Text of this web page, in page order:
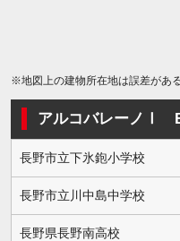
※地図上の建物所在地は誤差があ
アルコバレーノⅠ
長野市立下氷鉋小学校
長野市立川中島中学校
長野県長野南高校